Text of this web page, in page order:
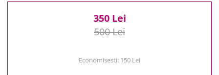
350 Lei
500 Lei
Economisesti: 150 Lei